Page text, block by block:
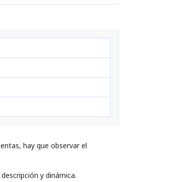
hay que observar el
y dinámica.